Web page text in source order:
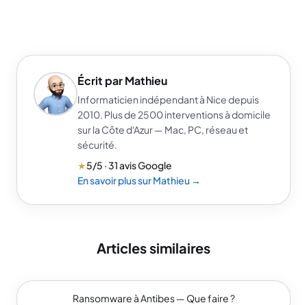
Écrit par Mathieu
Informaticien indépendant à Nice depuis
2010. Plus de 2500 interventions à domicile
sur la Côte d'Azur — Mac, PC, réseau et
sécurité.
★5/5 · 31 avis Google
En savoir plus sur Mathieu →
Articles similaires
Ransomware à Antibes — Que faire ?